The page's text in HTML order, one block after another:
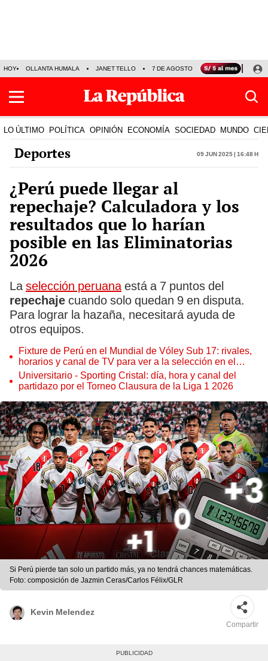
HOY OLLANTA HUMALA JANET TELLO 7 DE AGOSTO TINKA RESULTADOS
LO ÚLTIMO POLÍTICA OPINIÓN ECONOMÍA SOCIEDAD MUNDO
Deportes 09 Jun 2025 | 16:48 h
¿Perú puede llegar al
repechaje? Calculadora y los
resultados que lo harían
posible en las Eliminatorias
2026
La selección peruanaestá a 7 puntos del
repechaje cuando solo quedan 9 en disputa.
Para lograr la hazaña, necesitará ayuda de
otros equipos.
Fixture de Perú en el Mundial de Vóley Sub 17: rivales,
horarios y canal de TV para ver a la selección en el
torneo
Universitario - Sporting Cristal: día, hora y canal del
partidazo por el Torneo Clausura de la Liga 1 2026
Si Perú pierde tan solo un partido más, ya no tendrá chances matemáticas.
Foto: composición de Jazmin Ceras/Carlos Félix/GLR
Kevin Melendez
Compartir